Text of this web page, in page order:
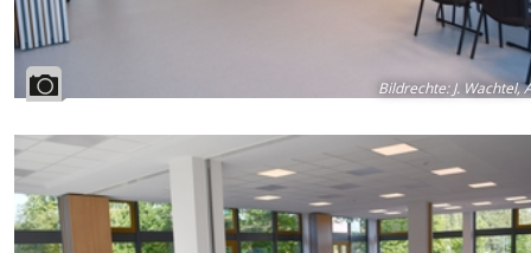
Bildrechte:J. Wachtel,